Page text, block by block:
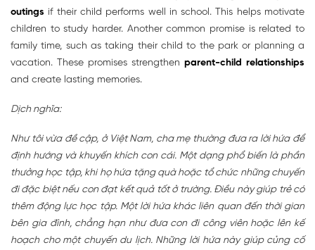
outings if their child performs well in school. This helps motivate
children to study harder. Another common promise is related to
family time, such as taking their child to the park or planning a
vacation. These promises strengthen parent-child relationships
and create lasting memories.
Dịch nghĩa:
Như tôi vừa đề cập, ở Việt Nam, cha mẹ thường đưa ra lời hứa để
định hướng và khuyến khích con cái. Một dạng phổ biến là phần
thưởng học tập, khi họ hứa tặng quà hoặc tổ chức những chuyến
đi đặc biệt nếu con đạt kết quả tốt ở trường. Điều này giúp trẻ có
thêm động lực học tập. Một lời hứa khác liên quan đến thời gian
bên gia đình, chẳng hạn như đưa con đi công viên hoặc lên kế
hoạch cho một chuyến du lịch. Những lời hứa này giúp củng cố